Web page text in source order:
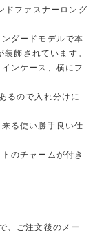
ドファスナーロング
ダードモデルで本
飾されています。
ンケース、横にフ
るので入れ分けに
る使い勝手良い仕
のチャームが付き
、ご注文後のメー